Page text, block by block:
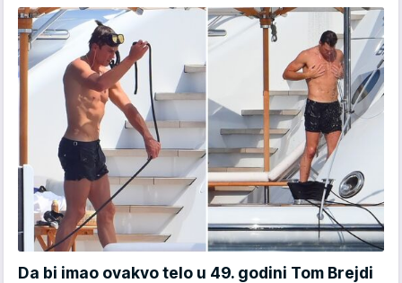
Da bi imao ovakvo telo u 49. godini Tom Brejdi